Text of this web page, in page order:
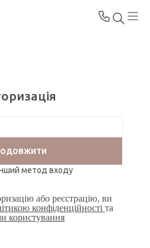
метод входу
або реєстрацію, ви
конфіденційності та
користування